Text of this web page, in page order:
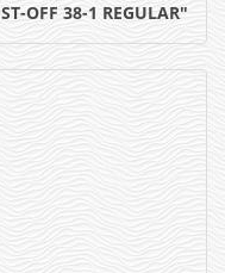
OFF 38-1 REGULAR"